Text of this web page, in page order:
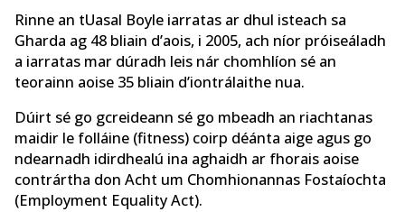
Rinne an tUasal Boyle iarratas ar dhul isteach sa
Gharda ag 48 bliain d’aois, i 2005, ach níor próiseáladh
a iarratas mar dúradh leis nár chomhlíon sé an
teorainn aoise 35 bliain d’iontrálaithe nua.
Dúirt sé go gcreideann sé go mbeadh an riachtanas
maidir le folláine (fitness) coirp déánta aige agus go
ndearnadh idirdhealú ina aghaidh ar fhorais aoise
contrártha don Acht um Chomhionannas Fostaíochta
(Employment Equality Act).